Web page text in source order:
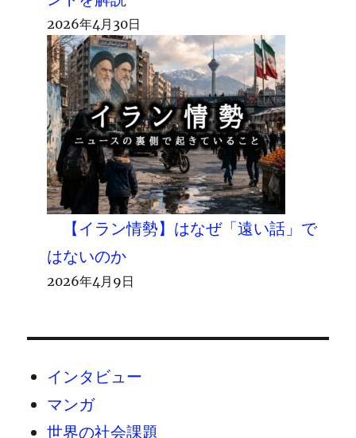
2026年4月30日
【イラン情勢】はなぜ「遠い話」で
はないのか
2026年4月9日
インタビュー
マンガ
世界の社会課題